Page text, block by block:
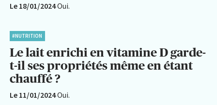
Le 18/01/2024Oui.
#NUTRITION
Le lait enrichi en vitamine D garde-
t-il ses propriétés même en étant
chauffé ?
Le 11/01/2024Oui.